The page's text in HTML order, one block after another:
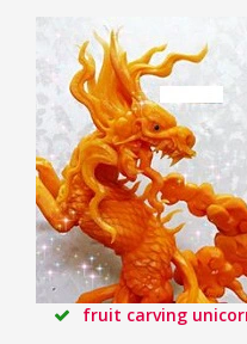
fruit carving